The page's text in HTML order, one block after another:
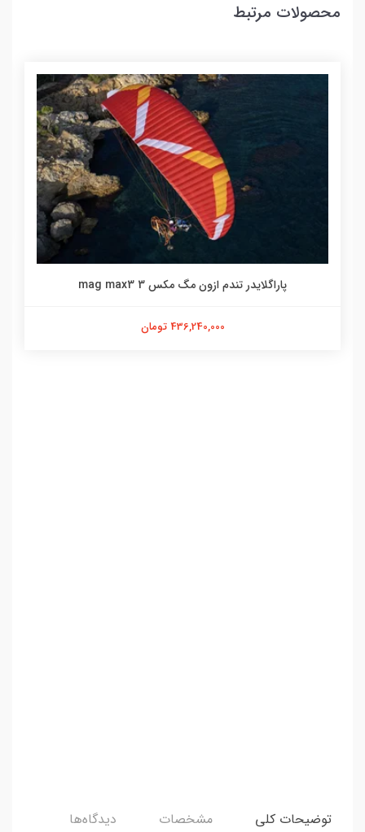
محصولات مرتبط
پاراگلایدر تندم ازون مگ مکس 3 mag max3
436,240,000 تومان
توضیحات کلی مشخصات دیدگاه‌ها